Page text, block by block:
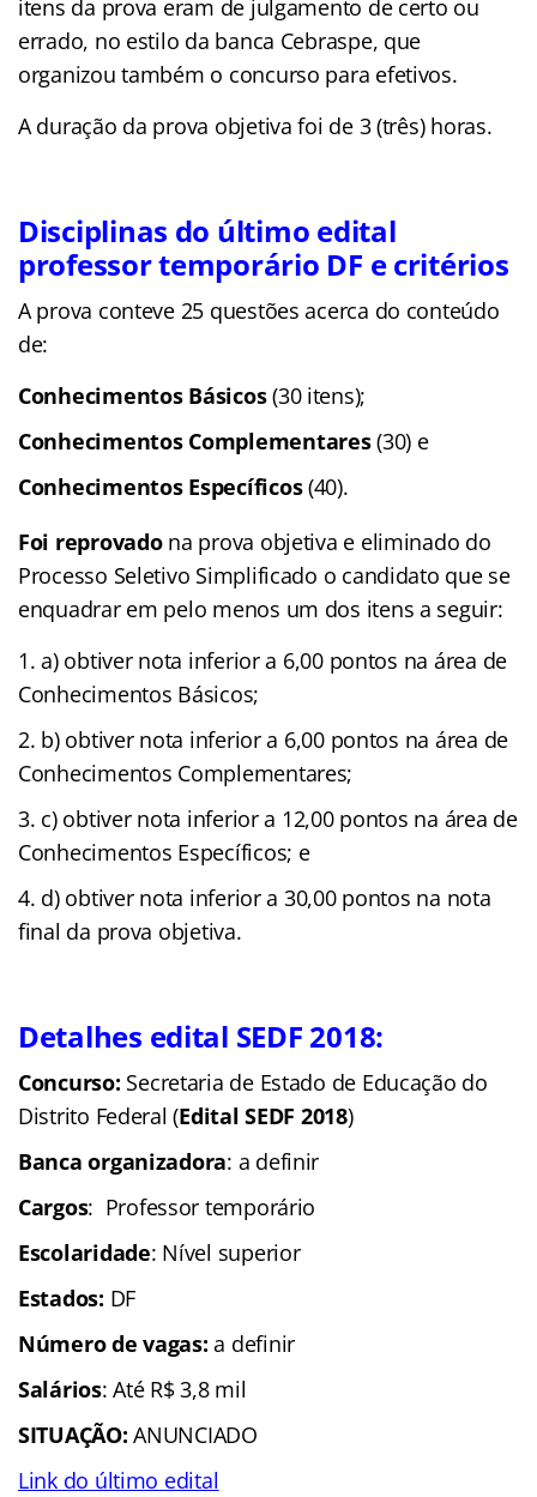
itens da prova eram de julgamento de certo ou
errado, no estilo da banca Cebraspe, que
organizou também o concurso para efetivos.
A duração da prova objetiva foi de 3 (três) horas.
Disciplinas do último edital
professor temporário DF e critérios
A prova conteve 25 questões acerca do conteúdo
de:
Conhecimentos Básicos(30 itens);
Conhecimentos Complementares(30) e
Conhecimentos Específicos(40).
Foi reprovadona prova objetiva e eliminado do
Processo Seletivo Simplificado o candidato que se
enquadrar em pelo menos um dos itens a seguir:
a) obtiver nota inferior a 6,00 pontos na área de
Conhecimentos Básicos;
b) obtiver nota inferior a 6,00 pontos na área de
Conhecimentos Complementares;
c) obtiver nota inferior a 12,00 pontos na área de
Conhecimentos Específicos; e
d) obtiver nota inferior a 30,00 pontos na nota
final da prova objetiva.
Detalhes edital SEDF 2018:
Concurso: Secretaria de Estado de Educação do
Distrito Federal (Edital SEDF 2018)
Banca organizadora: a definir
Cargos: Professor temporário
Escolaridade: Nível superior
Estados: DF
Número de vagas: a definir
Salários: Até R$ 3,8 mil
SITUAÇÃO: ANUNCIADO
Link do último edital